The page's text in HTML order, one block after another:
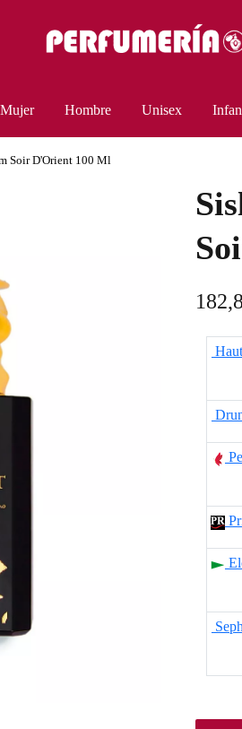
Mujer Hombre Unisex
Soir D'Orient 100 Ml